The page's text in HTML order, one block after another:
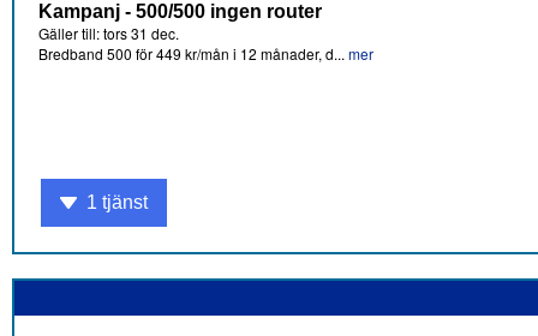
Kampanj - 500/500 ingen router
Gäller till: tors 31 dec.
Bredband 500 för 449 kr/mån i 12 månader, d... mer
1 tjänst